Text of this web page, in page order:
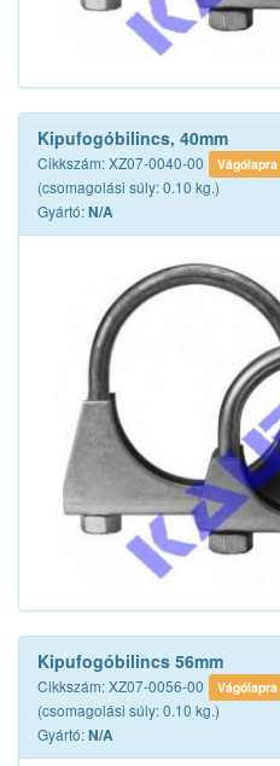
Kipufogóbilincs, 40mm
Cikkszám: XZ07-0040-00 Vágólapra
(csomagolási súly: 0.10 kg.)
Gyártó:N/A
Kipufogóbilincs 56mm
Cikkszám: XZ07-0056-00 Vágólapra
(csomagolási súly: 0.10 kg.)
Gyártó:N/A